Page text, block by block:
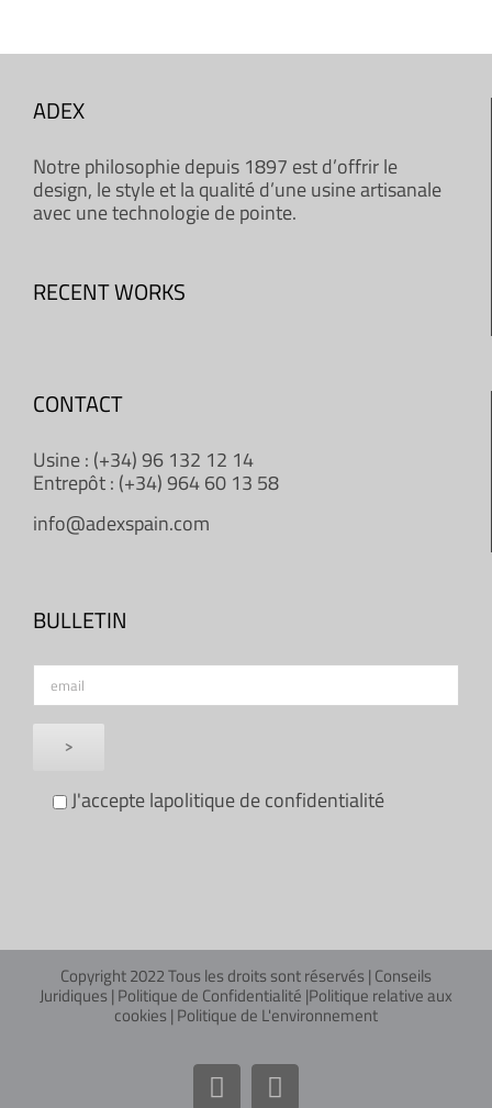
ADEX
Notre philosophie depuis 1897 est d’offrir le
design, le style et la qualité d’une usine artisanale
avec une technologie de pointe.
RECENT WORKS
CONTACT
Usine : (+34) 96 132 12 14
Entrepôt : (+34) 964 60 13 58
info@adexspain.com
BULLETIN
J'accepte lapolitique de confidentialité
Copyright 2022 Tous les droits sont réservés |Conseils
Juridiques |Politique de Confidentialité |Politique relative aux
cookies |Politique de L'environnement
Facebook